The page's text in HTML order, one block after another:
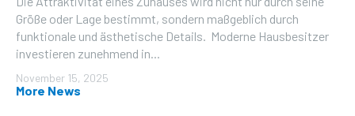
Größe oder Lage bestimmt, sondern maßgeblich durch
funktionale und ästhetische Details. Moderne Hausbesitzer
investieren zunehmend in...
November 15, 2025
More News